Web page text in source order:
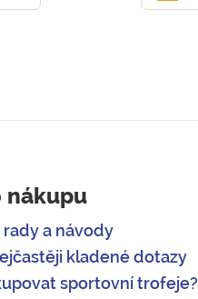
nákupu
rady a návody
kladené dotazy
sportovní trofeje?